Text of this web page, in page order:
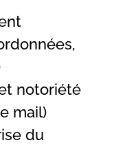
notoriété
mail)
du